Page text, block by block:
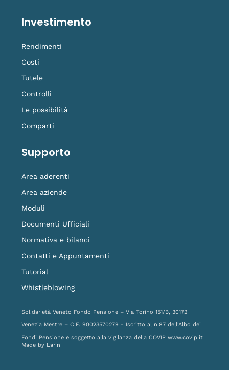
Investimento
Rendimenti
Costi
Tutele
Controlli
Le possibilità
Comparti
Supporto
Area aderenti
Area aziende
Moduli
Documenti Ufficiali
Normativa e bilanci
Contatti e Appuntamenti
Tutorial
Whistleblowing
Solidarietà Veneto Fondo Pensione – Via Torino 151/B, 30172
Venezia Mestre – C.F. 90023570279 - Iscritto al n.87 dell'Albo dei
Fondi Pensione e soggetto alla vigilanza della COVIP www.covip.it
Made by Larin